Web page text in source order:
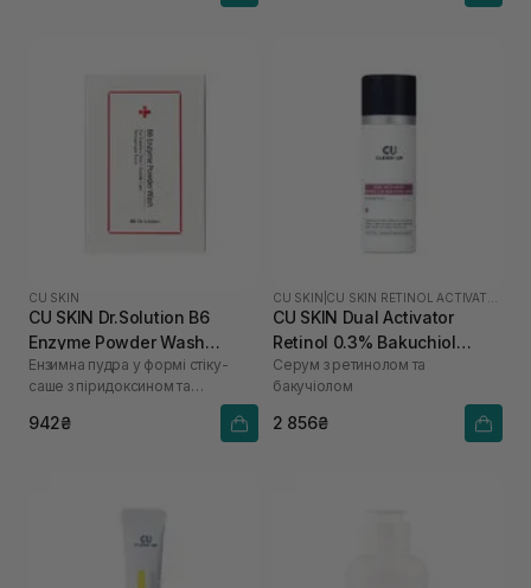
CU SKIN
CU SKIN Dr.Solution B6
Enzyme Powder Wash
Sachet для проблемної та
жирної шкіри 20 шт*1г
Ензимна пудра у формі стіку-
саше з піридоксином та
942₴
CU SKIN
CU SKIN Dual Activator
Retinol 0.3% Bakuchiol
0.75% 30 мл
Серум з ретинолом та
бакучіолом
2 856₴